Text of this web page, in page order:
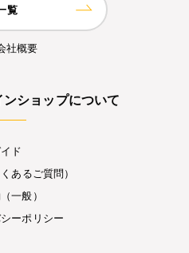
覧
社概要
ショップについて
ド
あるご質問）
一般）
ーポリシー